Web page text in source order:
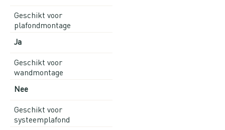
Geschikt voor
plafondmontage
Ja
Geschikt voor
wandmontage
Nee
Geschikt voor
systeemplafond